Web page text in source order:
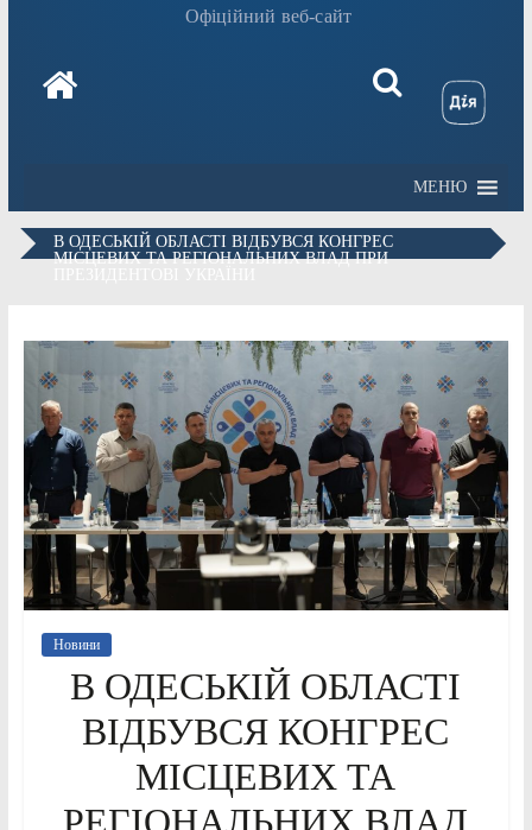
Офіційний веб-сайт
МЕНЮ
В ОДЕСЬКІЙ ОБЛАСТІ ВІДБУВСЯ КОНГРЕС
МІСЦЕВИХ ТА РЕГІОНАЛЬНИХ ВЛАД ПРИ
Новини
В ОДЕСЬКІЙ ОБЛАСТІ
ВІДБУВСЯ КОНГРЕС
МІСЦЕВИХ ТА